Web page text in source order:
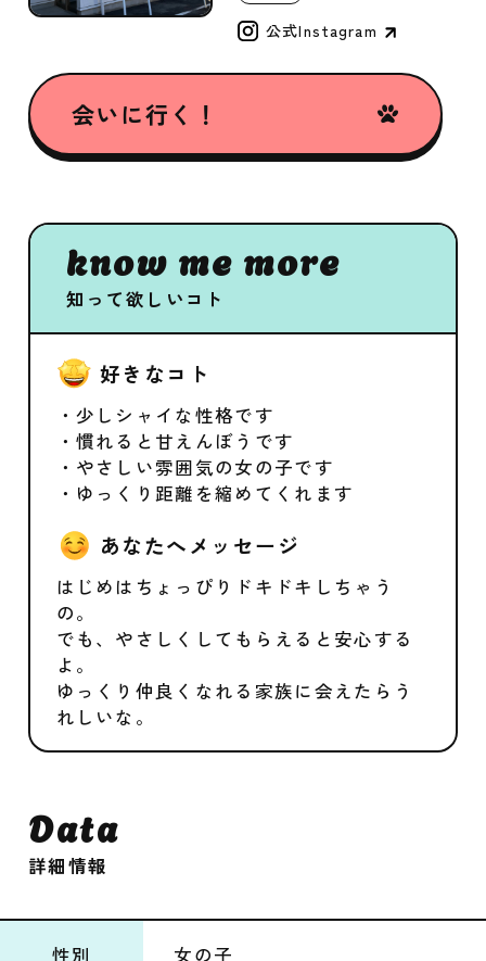
公式Instagram
会いに行く！
know me more
知って欲しいコト
好きなコト
・少しシャイな性格です
・慣れると甘えんぼうです
・やさしい雰囲気の女の子です
・ゆっくり距離を縮めてくれます
あなたへメッセージ
はじめはちょっぴりドキドキしちゃう
の。
でも、やさしくしてもらえると安心する
よ。
ゆっくり仲良くなれる家族に会えたらう
れしいな。
Data
詳細情報
性別 女の子